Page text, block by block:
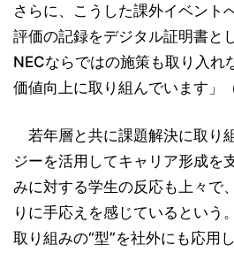
さらに、こうした課外イベント
評価の記録をデジタル証明書と
NECならではの施策も取り入れ
価値向上に取り組んでいます」
若年層と共に課題解決に取り
ジーを活用してキャリア形成を
みに対する学生の反応も上々で
りに手応えを感じているという
取り組みの“型”を社外にも応用